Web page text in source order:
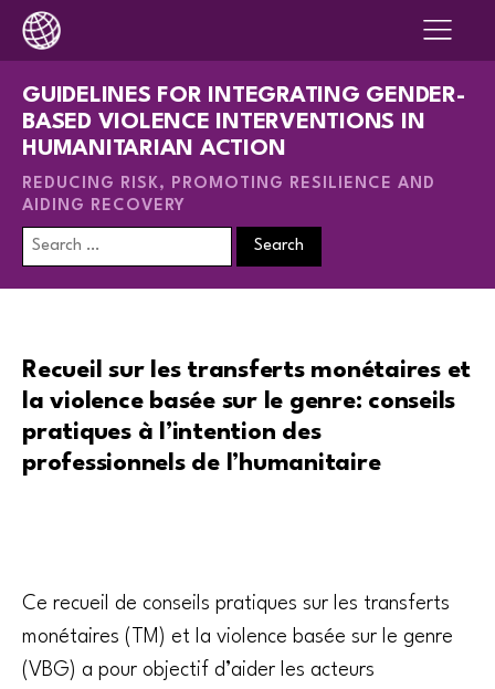
GUIDELINES FOR INTEGRATING GENDER-
BASED VIOLENCE INTERVENTIONS IN
HUMANITARIAN ACTION
REDUCING RISK, PROMOTING RESILIENCE AND
AIDING RECOVERY
Search
for:
Recueil sur les transferts monétaires et
la violence basée sur le genre: conseils
pratiques à l’intention des
professionnels de l’humanitaire
Ce recueil de conseils pratiques sur les transferts
monétaires (TM) et la violence basée sur le genre
(VBG) a pour objectif d’aider les acteurs